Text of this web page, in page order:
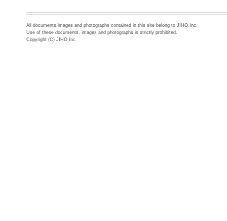
All documents,images and photographs contained in this site belong to JIHO,Inc.
Use of these documents, images and photographs is strictly prohibited.
Copyright (C) JIHO,Inc.